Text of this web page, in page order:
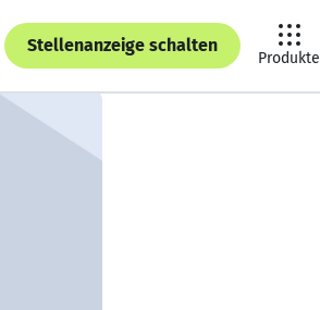
Stellenanzeige schalten
Produkte